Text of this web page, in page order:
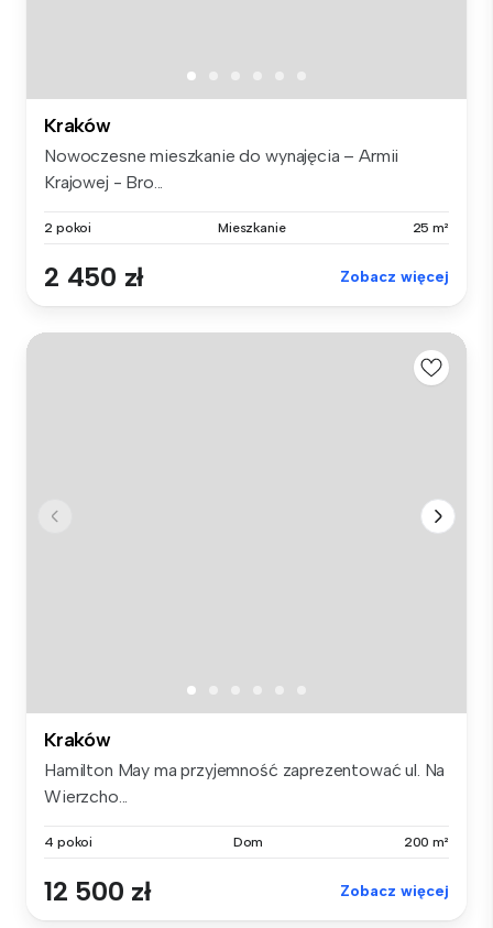
Kraków
Nowoczesne mieszkanie do wynajęcia – Armii
Krajowej - Bro...
2 pokoi Mieszkanie 25 m²
2 450 zł Zobacz więcej
Kraków
Hamilton May ma przyjemność zaprezentować ul. Na
Wierzcho...
4 pokoi Dom 200 m²
12 500 zł Zobacz więcej